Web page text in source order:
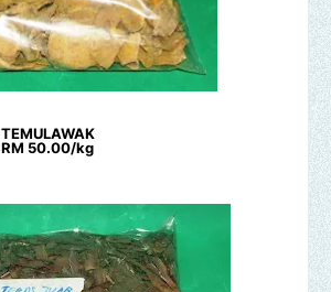
TEMULAWAK
RM 50.00/kg